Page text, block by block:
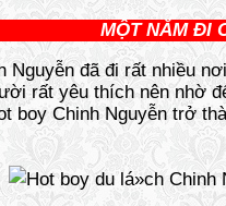
MỘT NĂM ĐI
Nguyễn đã đi rất nhiều
rất yêu thích nên nhờ
boy Chinh Nguyễn trở